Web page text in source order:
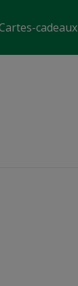
cadeaux